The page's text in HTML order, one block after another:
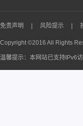
免责声明 风险提示
Copyright ©2016 All Rights
温馨提示：本网站已支持IPv6访